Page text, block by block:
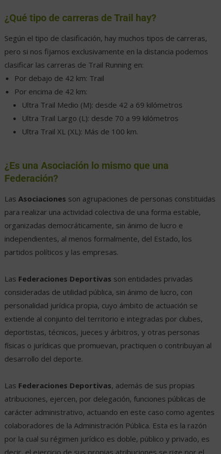
¿Qué tipo de carreras de Trail hay?
Según el tipo de clasificación, hay muchos tipos de carreras,
pero si nos fijamos exclusivamente en la distancia podemos
clasificar las carreras de Trail Running en:
Por debajo de 42 km: Trail
Por encima de 42 km:
Ultra Trail Medio (M): desde 42 a 69 kilómetros
Ultra Trail Largo (L): desde 70 a 99 kilómetros
Ultra Trail XL (XL): Más de 100 km.
¿Es una Asociación lo mismo que una
Federación?
Las Asociaciones son agrupaciones de personas constituidas
para realizar una actividad colectiva de una forma estable,
organizadas democráticamente, sin ánimo de lucro e
independientes, al menos formalmente, del Estado, los
partidos políticos y las empresas.
Las Federaciones Deportivas son entidades privadas
consideradas de utilidad pública, sin ánimo de lucro, con
personalidad jurídica propia, cuyo ámbito de actuación se
extiende al conjunto del territorio e integradas por clubes,
deportistas, técnicos, jueces y árbitros, y otras personas
físicas o jurídicas que promuevan, practiquen o contribuyan al
desarrollo del deporte.
Las Federaciones Deportivas, además de sus propias
atribuciones, ejercen, por delegación, funciones públicas de
carácter administrativo, actuando en este caso como agentes
colaboradores de la Administración Pública. Esta es la razón
por la cual su régimen jurídico es doble, público y privado, es
decir, el ejercicio de sus propias atribuciones se rige por el